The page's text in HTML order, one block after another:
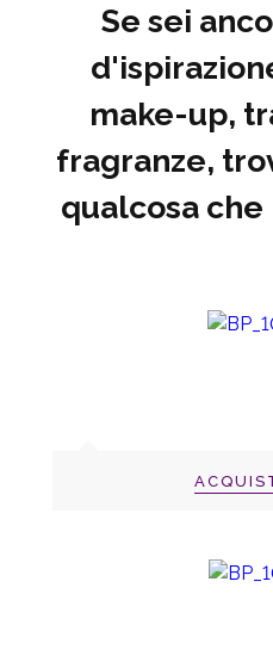
Se sei
make-up,
fragranze,
qualcosa